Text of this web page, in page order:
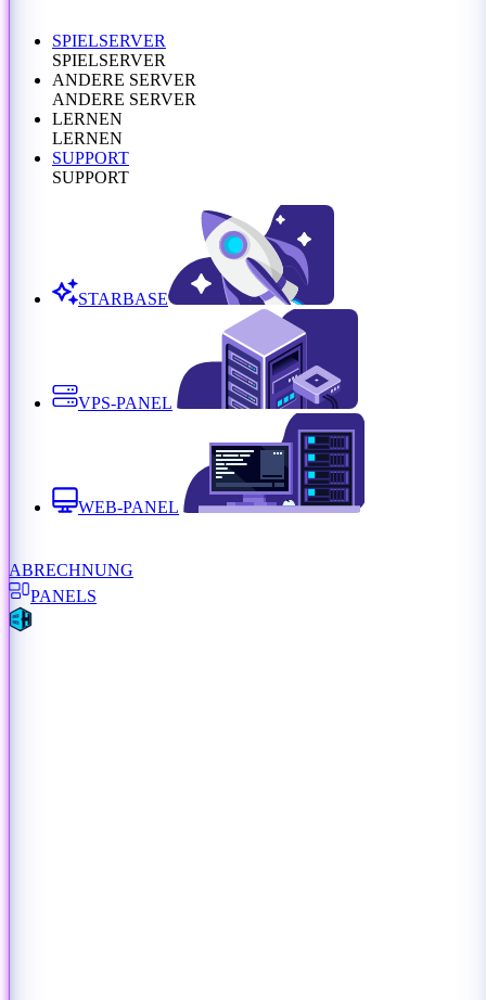
SPIELSERVER
SPIELSERVER
ANDERE SERVER
ANDERE SERVER
LERNEN
LERNEN
SUPPORT
SUPPORT
STARBASE
VPS-PANEL
WEB-PANEL
ABRECHNUNG
PANELS